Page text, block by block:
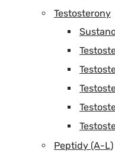
Testosterony
Peptidy (A-L)